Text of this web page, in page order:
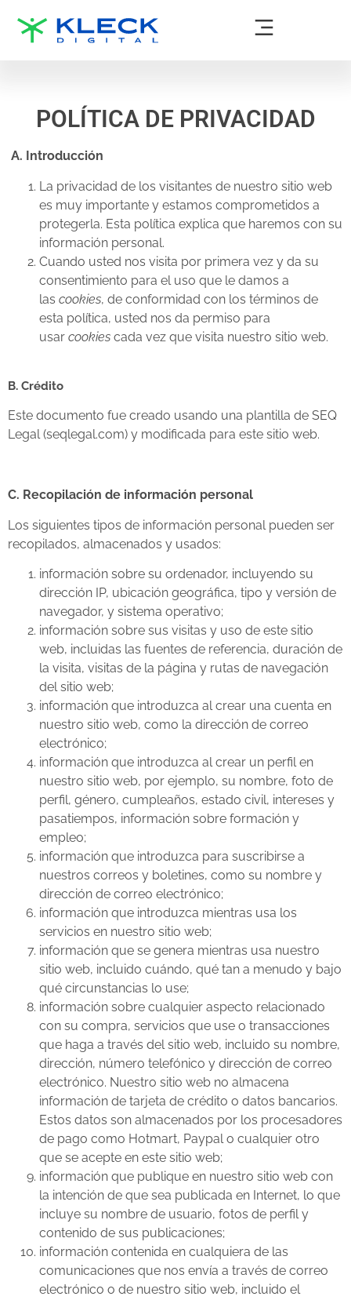
POLÍTICA DE PRIVACIDAD
A. Introducción
La privacidad de los visitantes de nuestro sitio web
es muy importante y estamos comprometidos a
protegerla. Esta política explica que haremos con su
información personal.
Cuando usted nos visita por primera vez y da su
consentimiento para el uso que le damos a
las cookies, de conformidad con los términos de
esta política, usted nos da permiso para
usar cookies cada vez que visita nuestro sitio web.
B. Crédito
Este documento fue creado usando una plantilla de SEQ
Legal (seqlegal.com) y modificada para este sitio web.
C. Recopilación de información personal
Los siguientes tipos de información personal pueden ser
recopilados, almacenados y usados:
información sobre su ordenador, incluyendo su
dirección IP, ubicación geográfica, tipo y versión de
navegador, y sistema operativo;
información sobre sus visitas y uso de este sitio
web, incluidas las fuentes de referencia, duración de
la visita, visitas de la página y rutas de navegación
del sitio web;
información que introduzca al crear una cuenta en
nuestro sitio web, como la dirección de correo
electrónico;
información que introduzca al crear un perfil en
nuestro sitio web, por ejemplo, su nombre, foto de
perfil, género, cumpleaños, estado civil, intereses y
pasatiempos, información sobre formación y
empleo;
información que introduzca para suscribirse a
nuestros correos y boletines, como su nombre y
dirección de correo electrónico;
información que introduzca mientras usa los
servicios en nuestro sitio web;
información que se genera mientras usa nuestro
sitio web, incluido cuándo, qué tan a menudo y bajo
qué circunstancias lo use;
información sobre cualquier aspecto relacionado
con su compra, servicios que use o transacciones
que haga a través del sitio web, incluido su nombre,
dirección, número telefónico y dirección de correo
electrónico. Nuestro sitio web no almacena
información de tarjeta de crédito o datos bancarios.
Estos datos son almacenados por los procesadores
de pago como Hotmart, Paypal o cualquier otro
que se acepte en este sitio web;
información que publique en nuestro sitio web con
la intención de que sea publicada en Internet, lo que
incluye su nombre de usuario, fotos de perfil y
contenido de sus publicaciones;
información contenida en cualquiera de las
comunicaciones que nos envía a través de correo
electrónico o de nuestro sitio web, incluido el